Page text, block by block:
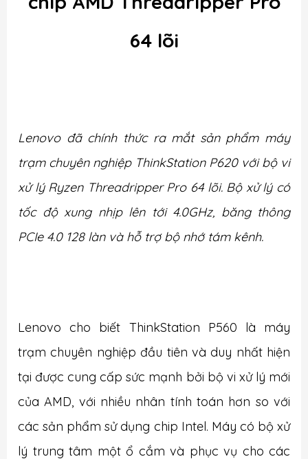
64 lõi
Lenovo đã chính thức ra mắt sản phẩm máy
trạm chuyên nghiệp ThinkStation P620 với bộ vi
xử lý Ryzen Threadripper Pro 64 lõi. Bộ xử lý có
tốc độ xung nhịp lên tới 4.0GHz, băng thông
PCIe 4.0 128 làn và hỗ trợ bộ nhớ tám kênh.
Lenovo cho biết ThinkStation P560 là máy
trạm chuyên nghiệp đầu tiên và duy nhất hiện
tại được cung cấp sức mạnh bởi bộ vi xử lý mới
của AMD, với nhiều nhân tính toán hơn so với
các sản phẩm sử dụng chip Intel. Máy có bộ xử
lý trung tâm một ổ cắm và phục vụ cho các